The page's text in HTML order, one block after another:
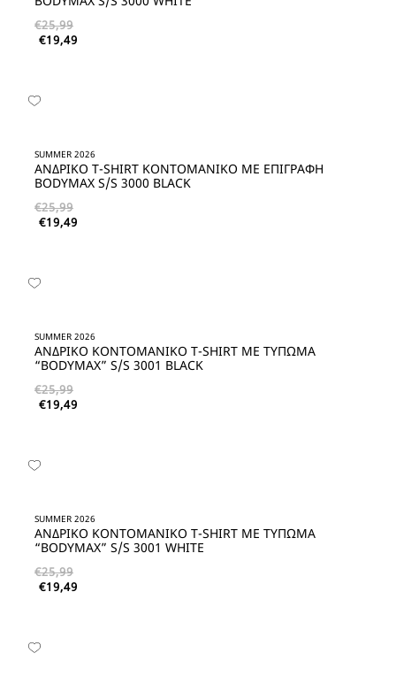
€25,99
€19,49
SUMMER 2026
ΑΝΔΡΙΚΟ T-SHIRT ΚΟΝΤΟΜΑΝΙΚΟ ΜΕ ΕΠΙΓΡΑΦΗ
BODYMAX S/S 3000 BLACK
€25,99
€19,49
SUMMER 2026
ΑΝΔΡΙΚΟ KΟΝΤΟΜΑΝΙΚΟ T-SHIRT ME ΤΥΠΩΜΑ
“BODYMAX” S/S 3001 BLACK
€25,99
€19,49
SUMMER 2026
ΑΝΔΡΙΚΟ KΟΝΤΟΜΑΝΙΚΟ T-SHIRT ME ΤΥΠΩΜΑ
“BODYMAX” S/S 3001 WHITE
€25,99
€19,49